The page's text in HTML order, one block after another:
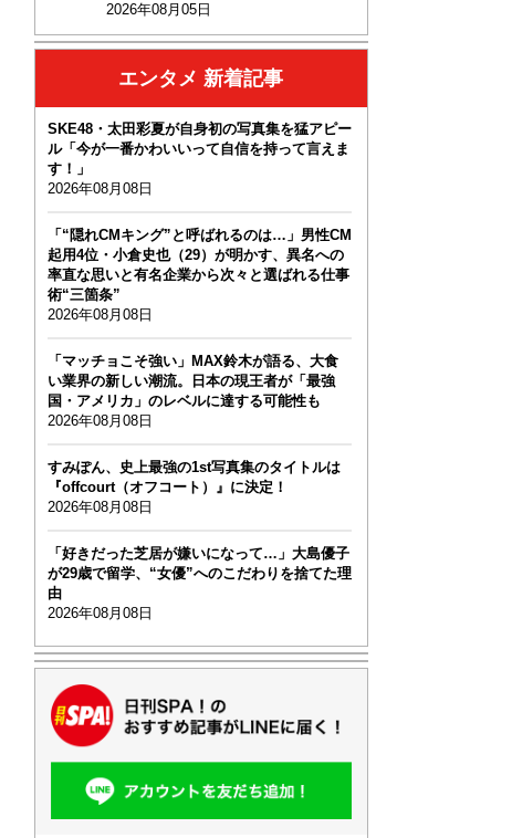
2026年08月05日
エンタメ 新着記事
SKE48・太田彩夏が自身初の写真集を猛アピー
ル「今が一番かわいいって自信を持って言えま
す！」
2026年08月08日
「“隠れCMキング”と呼ばれるのは…」男性CM
起用4位・小倉史也（29）が明かす、異名への
率直な思いと有名企業から次々と選ばれる仕事
術“三箇条”
2026年08月08日
「マッチョこそ強い」MAX鈴木が語る、大食
い業界の新しい潮流。日本の現王者が「最強
国・アメリカ」のレベルに達する可能性も
2026年08月08日
すみぽん、史上最強の1st写真集のタイトルは
『offcourt（オフコート）』に決定！
2026年08月08日
「好きだった芝居が嫌いになって…」大島優子
が29歳で留学、“女優”へのこだわりを捨てた理
由
2026年08月08日